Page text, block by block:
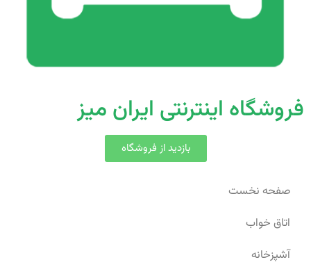
فروشگاه اینترنتی ایران میز
بازدید از فروشگاه
صفحه نخست
اتاق خواب
آشپزخانه